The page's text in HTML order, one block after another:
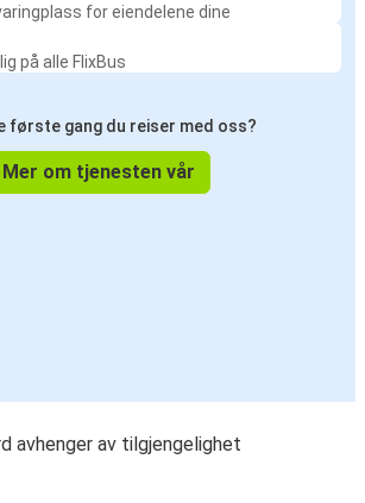
for eiendelene dine
på alle FlixBus
første gang du reiser med oss?
Mer om tjenesten vår
avhenger av tilgjengelighet